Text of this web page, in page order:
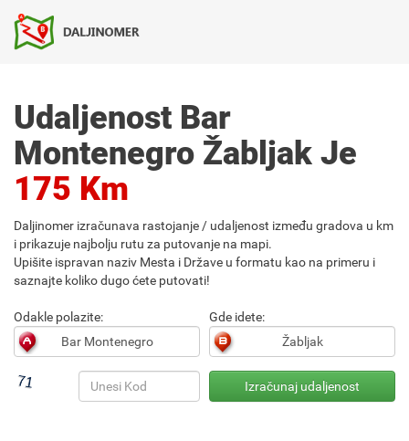
Udaljenost Bar
Montenegro Žabljak Je
175 Km
Daljinomer izračunava rastojanje / udaljenost između gradova u km
i prikazuje najbolju rutu za putovanje na mapi.
Upišite ispravan naziv Mesta i Države u formatu kao na primeru i
saznajte koliko dugo ćete putovati!
Odakle polazite: Gde idete: